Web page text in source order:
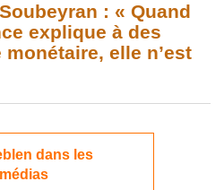
: « Quand
explique à des
elle n’est
dans les
médias